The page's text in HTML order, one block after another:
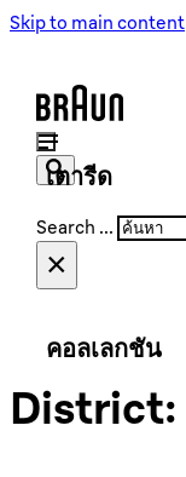
Skip to main content
Search ...
×
District:
เตารีด
คอลเลกชัน